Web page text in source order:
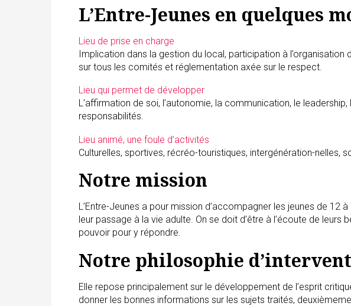
L’Entre-Jeunes en quelques
Lieu de prise en charge
Implication dans la gestion du local, participation à l’organisation
sur tous les comités et réglementation axée sur le respect.
Lieu qui permet de développer
L’affirmation de soi, l’autonomie, la communication, le leadership,
responsabilités.
Lieu animé, une foule d’activités
Culturelles, sportives, récréo-touristiques, intergénération-nelles,
Notre mission
L’Entre-Jeunes a pour mission d’accompagner les jeunes de 12
leur passage à la vie adulte. On se doit d’être à l’écoute de
pouvoir pour y répondre.
Notre philosophie
Elle repose principalement sur le développement de l’esprit
donner les bonnes informations sur les sujets traités,